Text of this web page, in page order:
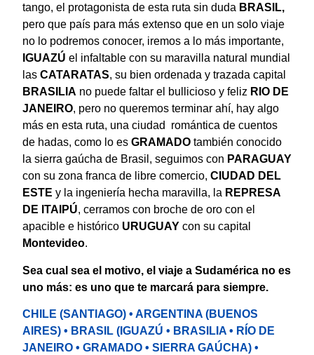
tango, el protagonista de esta ruta sin duda BRASIL,
pero que país para más extenso que en un solo viaje
no lo podremos conocer, iremos a lo más importante,
IGUAZÚ el infaltable con su maravilla natural mundial
las CATARATAS, su bien ordenada y trazada capital
BRASILIA no puede faltar el bullicioso y feliz RIO DE
JANEIRO, pero no queremos terminar ahí, hay algo
más en esta ruta, una ciudad romántica de cuentos
de hadas, como lo es GRAMADO también conocido
la sierra gaúcha de Brasil, seguimos con PARAGUAY
con su zona franca de libre comercio, CIUDAD DEL
ESTE y la ingeniería hecha maravilla, la REPRESA
DE ITAIPÚ, cerramos con broche de oro con el
apacible e histórico URUGUAY con su capital
Montevideo.
Sea cual sea el motivo, el viaje a Sudamérica no es
uno más: es uno que te marcará para siempre.
CHILE (SANTIAGO) • ARGENTINA (BUENOS
AIRES) • BRASIL (IGUAZÚ • BRASILIA • RÍO DE
JANEIRO • GRAMADO • SIERRA GAÚCHA) •